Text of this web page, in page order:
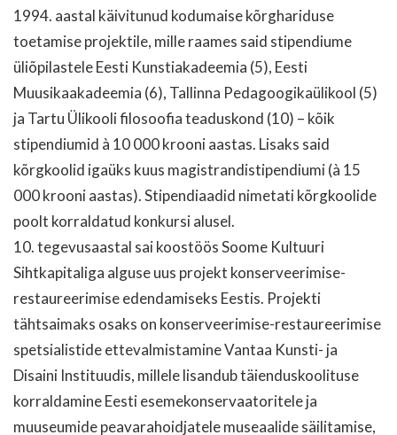
1994. aastal käivitunud kodumaise kõrghariduse
toetamise projektile, mille raames said stipendiume
üliõpilastele Eesti Kunstiakadeemia (5), Eesti
Muusikaakadeemia (6), Tallinna Pedagoogikaülikool (5)
ja Tartu Ülikooli filosoofia teaduskond (10) – kõik
stipendiumid à 10 000 krooni aastas. Lisaks said
kõrgkoolid igaüks kuus magistrandistipendiumi (à 15
000 krooni aastas). Stipendiaadid nimetati kõrgkoolide
poolt korraldatud konkursi alusel.
10. tegevusaastal sai koostöös Soome Kultuuri
Sihtkapitaliga alguse uus projekt konserveerimise-
restaureerimise edendamiseks Eestis. Projekti
tähtsaimaks osaks on konserveerimise-restaureerimise
spetsialistide ettevalmistamine Vantaa Kunsti- ja
Disaini Instituudis, millele lisandub täienduskoolituse
korraldamine Eesti esemekonservaatoritele ja
muuseumide peavarahoidjatele museaalide säilitamise,